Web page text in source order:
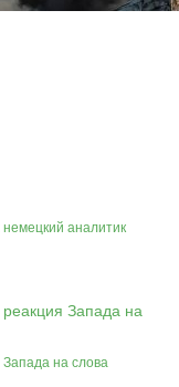
аналитик
на слова